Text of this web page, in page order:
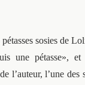
sosies de
une pétasse»,
l’auteur, l’une des